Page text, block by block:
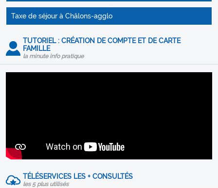
Taxe de séjour à Châlons-agglo
TUTORIEL : CRÉATION DE COMPTE ET DE CARTE
FAMILLE
la minute info pratique
TÉLÉSERVICES LES + CONSULTÉS
les 5 plus utilisés